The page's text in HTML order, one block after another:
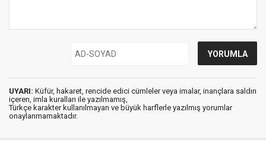
UYARI: Küfür, hakaret, rencide edici cümleler veya imalar, inançlara saldırı
içeren, imla kuralları ile yazılmamış,
Türkçe karakter kullanılmayan ve büyük harflerle yazılmış yorumlar
onaylanmamaktadır.